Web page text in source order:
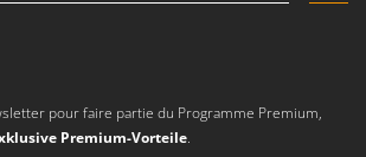
pour faire partie du Programme Premium,
Premium-Vorteile.